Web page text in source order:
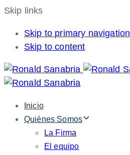
Skip links
Skip to primary navigation
Skip to content
Inicio
Quiénes Somos
La Firma
El equipo